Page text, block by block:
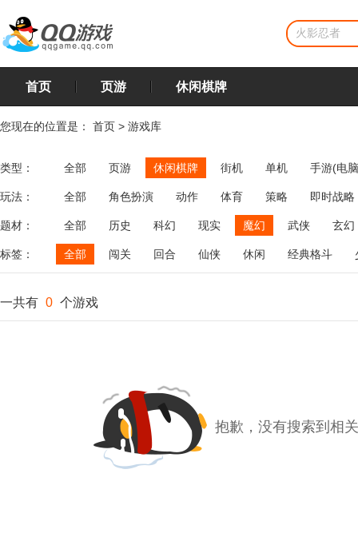
首页 页游 休闲棋牌
您现在的位置是： 首页 > 游戏库
类型： 全部 页游 休闲棋牌 街机 单机 手游(电
玩法： 全部 角色扮演 动作 体育 策略
即时战略
飞行
恋爱 第三人称射击 棋类 牌类 麻将
题材： 全部 历史 科幻 现实 魔幻 武侠 玄幻
标签： 全部 闯关 回合 仙侠 休闲 经典格斗
一共有 0 个游戏
抱歉，没有搜索到相